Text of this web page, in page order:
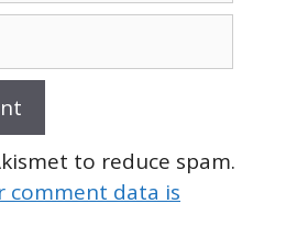
to reduce spam.
comment data is